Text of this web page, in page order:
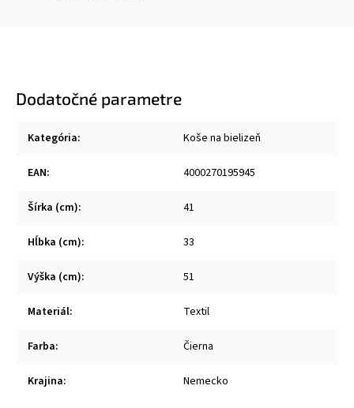
Dodatočné parametre
Kategória: Koše na bielizeň
EAN: 4000270195945
Šírka (cm): 41
Hĺbka (cm): 33
Výška (cm): 51
Materiál: Textil
Farba: Čierna
Krajina: Nemecko